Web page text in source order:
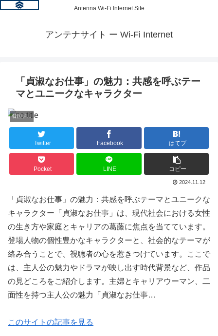
Antenna Wi-Fi Internet Site
アンテナサイト ー Wi-Fi Internet
「貞淑なお仕事」の魅力：共感を呼ぶテー
マとユニークなキャラクター
韓国ドラマ情報
Twitter Facebook はてブ
Pocket LINE コピー
2024.11.12
「貞淑なお仕事」の魅力：共感を呼ぶテーマとユニークな
キャラクター「貞淑なお仕事」は、現代社会における女性
の生き方や家庭とキャリアの葛藤に焦点を当てています。
登場人物の個性豊かなキャラクターと、社会的なテーマが
絡み合うことで、視聴者の心を惹きつけています。ここで
は、主人公の魅力やドラマが映し出す時代背景など、作品
の見どころをご紹介します。主婦とキャリアウーマン、二
面性を持つ主人公の魅力「貞淑なお仕事…
このサイトの記事を見る